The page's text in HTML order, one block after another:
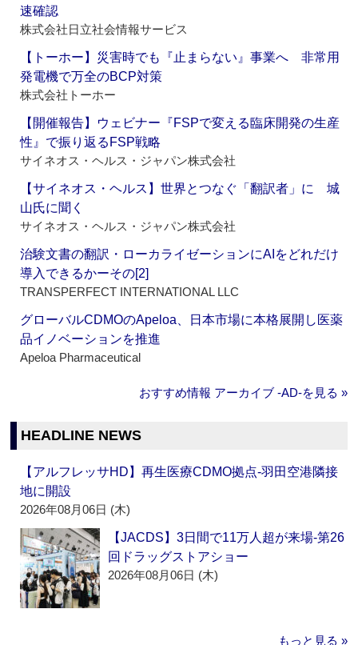
速確認
株式会社日立社会情報サービス
【トーホー】災害時でも『止まらない』事業へ 非常用
発電機で万全のBCP対策
株式会社トーホー
【開催報告】ウェビナー『FSPで変える臨床開発の生産
性』で振り返るFSP戦略
サイネオス・ヘルス・ジャパン株式会社
【サイネオス・ヘルス】世界とつなぐ「翻訳者」に 城
山氏に聞く
サイネオス・ヘルス・ジャパン株式会社
治験文書の翻訳・ローカライゼーションにAIをどれだけ
導入できるかーその[2]
TRANSPERFECT INTERNATIONAL LLC
グローバルCDMOのApeloa、日本市場に本格展開し医薬
品イノベーションを推進
Apeloa Pharmaceutical
おすすめ情報 アーカイブ ‐AD‐を見る »
HEADLINE NEWS
【アルフレッサHD】再生医療CDMO拠点‐羽田空港隣接
地に開設
2026年08月06日 (木)
【JACDS】3日間で11万人超が来場‐第26
回ドラッグストアショー
2026年08月06日 (木)
もっと見る »